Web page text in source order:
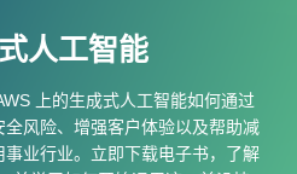
人工智能
上的生成式人工智能如何通过
风险、增强客户体验以及帮助减
业行业。立即下载电子书，了解